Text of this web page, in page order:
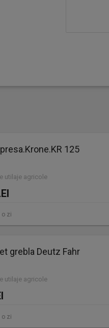
125
utilaje agricole
o zi
grebla Deutz Fahr
utilaje agricole
o zi